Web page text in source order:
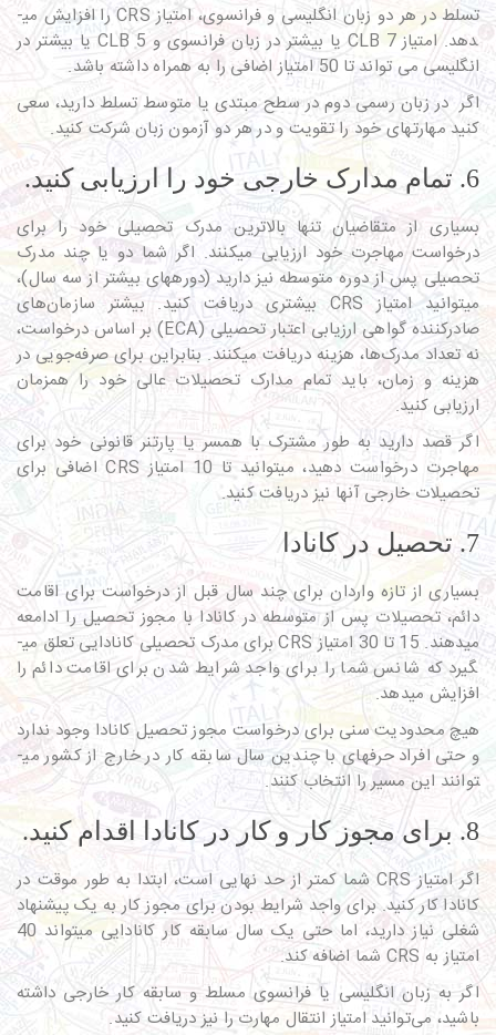
تسلط در هر دو زبان انگلیسی و فرانسوی، امتیاز CRS را افزایش می­
دهد. امتیاز CLB 7 یا بیشتر در زبان فرانسوی و CLB 5 یا بیشتر در
انگلیسی می تواند تا 50 امتیاز اضافی را به همراه داشته باشد.
اگر در زبان رسمی دوم در سطح مبتدی یا متوسط تسلط دارید، سعی
کنید مهارت­های خود را تقویت و در هر دو آزمون زبان شرکت کنید.
6. تمام مدارک خارجی خود را ارزیابی کنید.
بسیاری از متقاضیان تنها بالاترین مدرک تحصیلی خود را برای
درخواست مهاجرت خود ارزیابی می­کنند. اگر شما دو یا چند مدرک
تحصیلی پس از دوره متوسطه نیز دارید (دوره­های بیشتر از سه سال)،
می­توانید امتیاز CRS بیشتری دریافت کنید. بیشتر سازمان‌های
صادرکننده گواهی ارزیابی اعتبار تحصیلی (ECA) بر اساس درخواست،
نه تعداد مدرک‌ها، هزینه دریافت می­کنند. بنابراین برای صرفه‌جویی در
هزینه و زمان، باید تمام مدارک تحصیلات عالی خود را همزمان
ارزیابی کنید.
اگر قصد دارید به طور مشترک با همسر یا پارتنر قانونی خود برای
مهاجرت درخواست دهید، می­توانید تا 10 امتیاز CRS اضافی برای
تحصیلات خارجی آن­ها نیز دریافت کنید.
7. تحصیل در کانادا
بسیاری از تازه ­واردان برای چند سال قبل از درخواست برای اقامت
دائم، تحصیلات پس از متوسطه در کانادا با مجوز تحصیل را ادامعه
می­دهند. 15 تا 30 امتیاز CRS برای مدرک تحصیلی کانادایی تعلق می­
گیرد که شانس شما را برای واجد شرایط شدن برای اقامت دائم را
افزایش می­دهد.
هیچ محدودیت سنی برای درخواست مجوز تحصیل کانادا وجود ندارد
و حتی افراد حرفه­ای با چندین سال سابقه کار در خارج از کشور می­
توانند این مسیر را انتخاب کنند.
8. برای مجوز کار و کار در کانادا اقدام کنید.
اگر امتیاز CRS شما کمتر از حد نهایی است، ابتدا به طور موقت در
کانادا کار کنید. برای واجد شرایط بودن برای مجوز کار به یک پیشنهاد
شغلی نیاز دارید، اما حتی یک سال سابقه کار کانادایی می­تواند 40
امتیاز به CRS شما اضافه کند.
اگر به زبان انگلیسی یا فرانسوی مسلط و سابقه کار خارجی داشته
باشید، می‌توانید امتیاز انتقال مهارت را نیز دریافت کنید.